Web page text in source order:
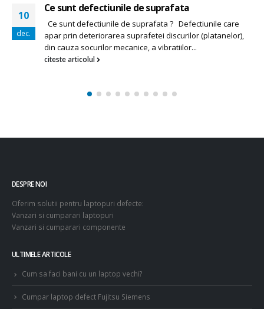
10
dec.
Ce sunt defectiunile de suprafata
Ce sunt defectiunile de suprafata ? Defectiunile care
apar prin deteriorarea suprafetei discurilor (platanelor),
din cauza socurilor mecanice, a vibratiilor...
citeste articolul
DESPRE NOI
Oferim solutii pentru laptopuri defecte:
Vanzari si cumparari laptopuri
Vanzari si cumparari componente
ULTIMELE ARTICOLE
Cum sa faci bani cu un laptop vechi?
Cumpar laptop defect Fujitsu Siemens